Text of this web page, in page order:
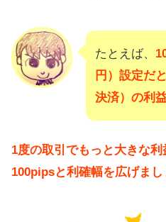
たとえば、
円）設定だ
決済）の利
1度の取引でもっと大きな利
100pipsと利確幅を広げまし